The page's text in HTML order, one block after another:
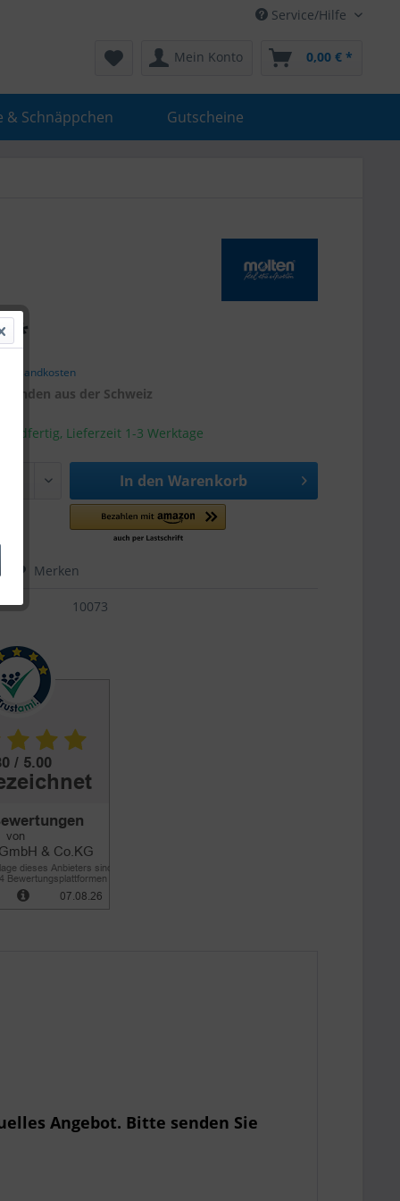
Service/Hilfe
Mein Konto 0,00 € *
& Schnäppchen Gutscheine
*
Kunden aus der Schweiz
Lieferzeit 1-3 Werktage
In den Warenkorb
Merken
10073
Angebot. Bitte senden Sie